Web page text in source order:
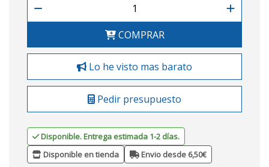
COMPRAR
Lo he visto mas barato
Pedir presupuesto
Disponible. Entrega estimada 1-2 días.
Disponible en tienda
Envio desde 6,50€